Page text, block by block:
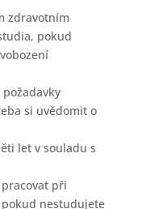
zdravotním
pokud
si uvědomit o
let v souladu s
při
nestudujete